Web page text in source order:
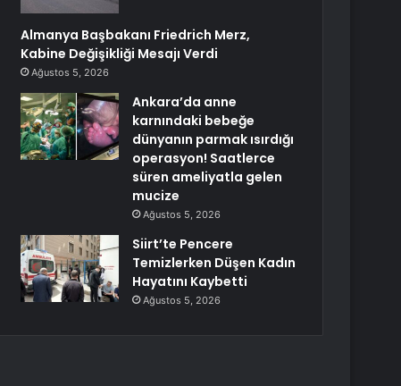
Almanya Başbakanı Friedrich Merz,
Kabine Değişikliği Mesajı Verdi
Ağustos 5, 2026
Ankara’da anne
karnındaki bebeğe
dünyanın parmak ısırdığı
operasyon! Saatlerce
süren ameliyatla gelen
mucize
Ağustos 5, 2026
Siirt’te Pencere
Temizlerken Düşen Kadın
Hayatını Kaybetti
Ağustos 5, 2026